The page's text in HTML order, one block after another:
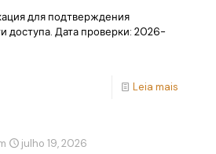
для подтверждения
доступа. Дата проверки: 2026-
Leia mais
julho 19, 2026